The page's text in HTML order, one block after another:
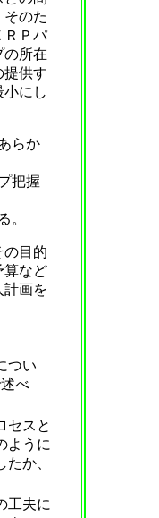
のた
ＲＰパ
の所在
提供す
にし
らか
把握
。
目的
算など
計画を
つい
べ
セスと
ように
か、
工夫に